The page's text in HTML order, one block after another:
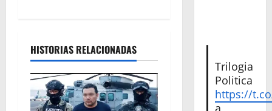
e
e
HISTORIAS RELACIONADAS
Trilogia
Politica
https://